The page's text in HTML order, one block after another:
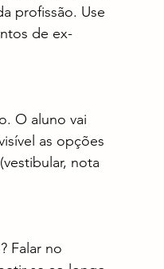
profissão. Use
de ex-
O aluno vai
as opções
nota
Falar no